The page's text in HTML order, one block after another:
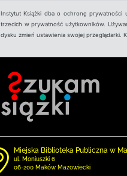
Instytut Książki dba o ochronę prywatności
trzecich w prywatność użytkowników.
dysku zmień ustawienia swojej przeglądarki.
Miejska Biblioteka Publiczna w
ul. Moniuszki 6
06-200 Maków Mazowiecki